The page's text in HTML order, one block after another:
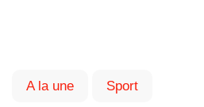
A la une Sport